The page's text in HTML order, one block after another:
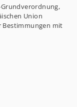
Union
Bestimmungen mit